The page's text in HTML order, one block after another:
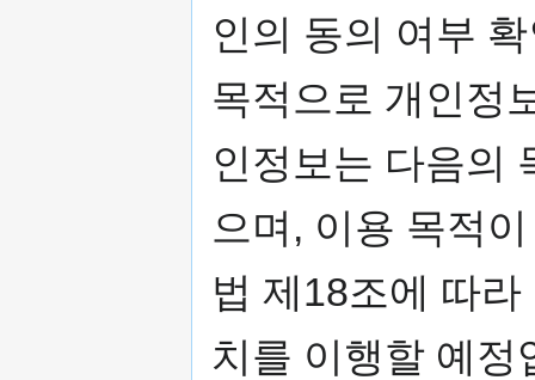
인의 동의 여부
목적으로 개인정
인정보는 다음의
으며, 이용 목적
법 제18조에 따
치를 이행할 예정